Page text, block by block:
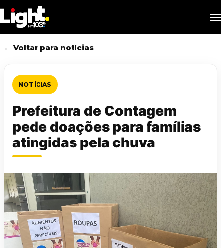
to
main
content
← Voltar para notícias
NOTÍCIAS
Prefeitura de Contagem
pede doações para famílias
atingidas pela chuva